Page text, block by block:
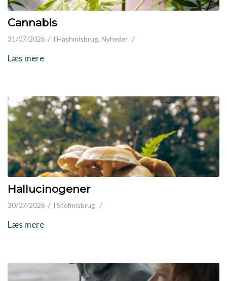
Cannabis
31/07/2026 / I Hashmisbrug, Nyheder /
Læs mere
Hallucinogener
30/07/2026 / I Stofmisbrug /
Læs mere